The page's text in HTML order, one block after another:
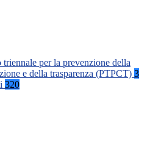
triennale per la prevenzione della
e della trasparenza (PTPCT) 3
320